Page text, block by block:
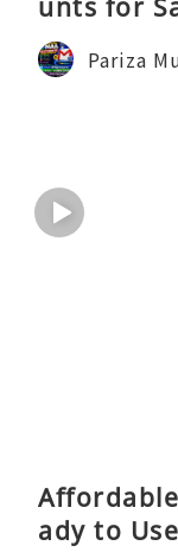
unts for
Pariza
ady to Use